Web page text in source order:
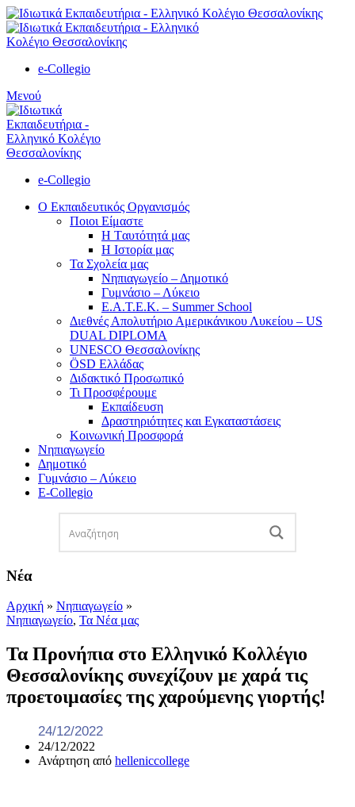
e-Collegio
Μενού
e-Collegio
Ο Εκπαιδευτικός Οργανισμός
Ποιοι Είμαστε
Η Tαυτότητά μας
Η Ιστορία μας
Τα Σχολεία μας
Νηπιαγωγείο – Δημοτικό
Γυμνάσιο – Λύκειο
Ε.Α.Τ.Ε.Κ. – Summer School
Διεθνές Απολυτήριο Αμερικάνικου Λυκείου – US
DUAL DIPLOMA
UNESCO Θεσσαλονίκης
ÖSD Ελλάδας
Διδακτικό Προσωπικό
Τι Προσφέρουμε
Eκπαίδευση
Δραστηριότητες και Εγκαταστάσεις
Κοινωνική Προσφορά
Νηπιαγωγείο
Δημοτικό
Γυμνάσιο – Λύκειο
E-Collegio
Νέα
Αρχική » Νηπιαγωγείο »
Νηπιαγωγείο, Τα Νέα μας
Τα Προνήπια στο Ελληνικό Κολλέγιο
Θεσσαλονίκης συνεχίζουν με χαρά τις
προετοιμασίες της χαρούμενης γιορτής!
24/12/2022
24/12/2022
Ανάρτηση από helleniccollege